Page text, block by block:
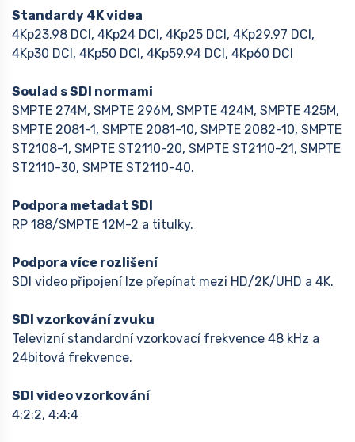
Standardy 4K videa
4Kp23.98 DCI, 4Kp24 DCI, 4Kp25 DCI, 4Kp29.97 DCI,
4Kp30 DCI, 4Kp50 DCI, 4Kp59.94 DCI, 4Kp60 DCI
Soulad s SDI normami
SMPTE 274M, SMPTE 296M, SMPTE 424M, SMPTE 425M,
SMPTE 2081-1, SMPTE 2081-10, SMPTE 2082-10, SMPTE
ST2108-1, SMPTE ST2110-20, SMPTE ST2110-21, SMPTE
ST2110-30, SMPTE ST2110-40.
Podpora metadat SDI
RP 188/SMPTE 12M-2 a titulky.
Podpora více rozlišení
SDI video připojení lze přepínat mezi HD/2K/UHD a 4K.
SDI vzorkování zvuku
Televizní standardní vzorkovací frekvence 48 kHz a
24bitová frekvence.
SDI video vzorkování
4:2:2, 4:4:4